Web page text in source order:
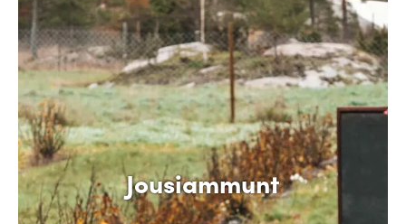
Jousiammunt